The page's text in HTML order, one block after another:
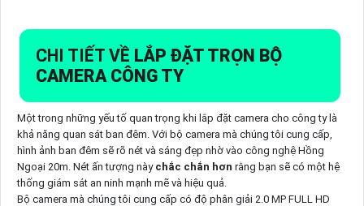
CHI TIẾT VỀ LẮP ĐẶT TRỌN BỘ
CAMERA CÔNG TY
Một trong những yếu tố quan trọng khi lắp đặt camera cho công ty là
khả năng quan sát ban đêm. Với bộ camera mà chúng tôi cung cấp,
hình ảnh ban đêm sẽ rõ nét và sáng đẹp nhờ vào công nghệ Hồng
Ngoại 20m. Nét ấn tượng này chắc chắn hơn rằng bạn sẽ có một hệ
thống giám sát an ninh mạnh mẽ và hiệu quả.
Bộ camera mà chúng tôi cung cấp có độ phân giải 2.0 MP FULL HD